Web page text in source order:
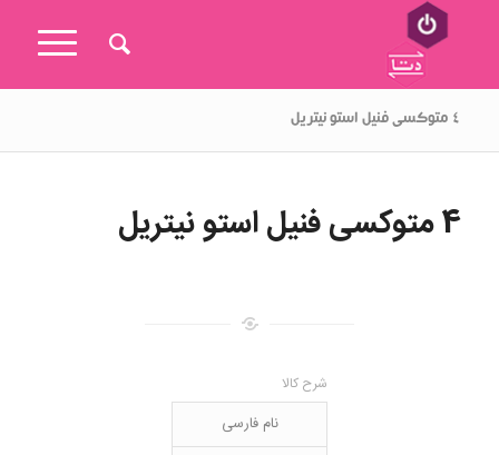
۴ متوکسی فنیل استو نیتریل
4 متوکسی فنیل استو نیتریل
شرح کالا
نام فارسی